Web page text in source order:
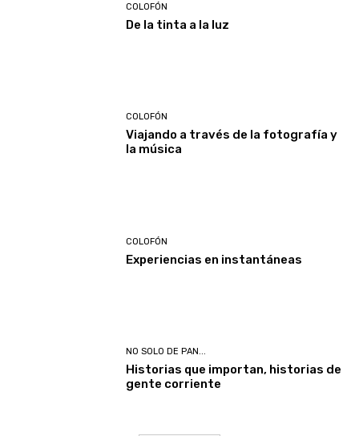
COLOFÓN
De la tinta a la luz
COLOFÓN
Viajando a través de la fotografía y
la música
COLOFÓN
Experiencias en instantáneas
NO SOLO DE PAN...
Historias que importan, historias de
gente corriente